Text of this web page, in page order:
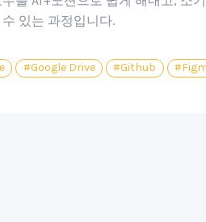
있는 과정입니다.
#Google Drive #Github